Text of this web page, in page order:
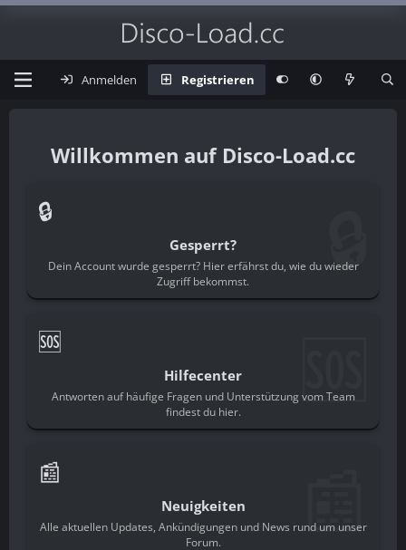
Anmelden Registrieren
Disco-Load.cc
🔒
Gesperrt?
Dein Account wurde gesperrt? Hier erfährst du, wie du wieder
Zugriff bekommst.
🔒
🆘
Hilfecenter
Antworten auf häufige Fragen und Unterstützung vom Team
findest du hier.
🆘
📰
Neuigkeiten
Alle aktuellen Updates, Ankündigungen und News rund um unser
Forum.
📰